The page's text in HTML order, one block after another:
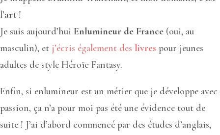
l’art !
Je suis aujourd’hui Enlumineur de France (oui, au
masculin), et j’écris également des livres pour jeunes
adultes de style Héroïc Fantasy.
Enfin, si enlumineur est un métier que je développe avec
passion, ça n’a pour moi pas été une évidence tout de
suite ! J’ai d’abord commencé par des études d’anglais,